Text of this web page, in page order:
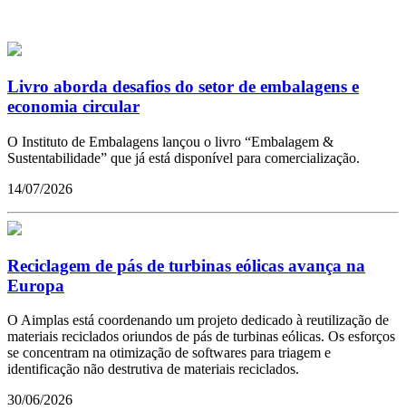
Livro aborda desafios do setor de embalagens e
economia circular
O Instituto de Embalagens lançou o livro “Embalagem &
Sustentabilidade” que já está disponível para comercialização.
14/07/2026
Reciclagem de pás de turbinas eólicas avança na
Europa
O Aimplas está coordenando um projeto dedicado à reutilização de
materiais reciclados oriundos de pás de turbinas eólicas. Os esforços
se concentram na otimização de softwares para triagem e
identificação não destrutiva de materiais reciclados.
30/06/2026